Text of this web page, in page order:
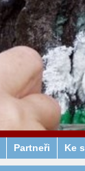
Partneři Ke